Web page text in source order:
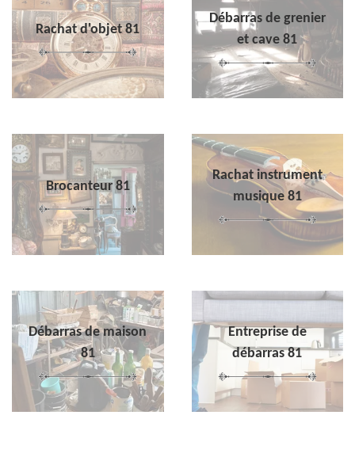
Rachat d'objet 81
Débarras de grenier
et cave 81
Brocanteur 81
Rachat instrument
musique 81
Débarras de maison
81
Entreprise de
débarras 81